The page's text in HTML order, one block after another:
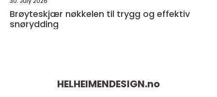
Brøyteskjær nøkkelen til trygg og effektiv
snørydding
HELHEIMENDESIGN.no